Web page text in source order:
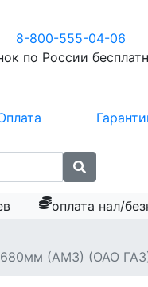
8-800-555-04-06
по России
оплата нал/
(АМЗ) (ОАО